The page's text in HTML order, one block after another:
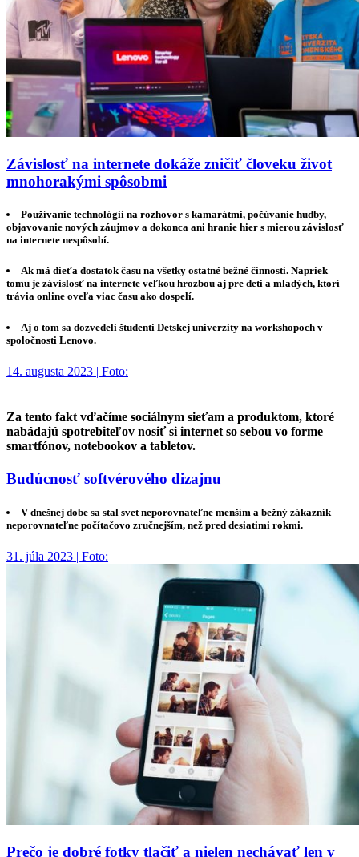
Závislosť na internete dokáže zničiť človeku život
mnohorakými spôsobmi
Používanie technológií na rozhovor s kamarátmi, počúvanie hudby,
objavovanie nových záujmov a dokonca ani hranie hier s mierou závislosť
na internete nespôsobí.
Ak má dieťa dostatok času na všetky ostatné bežné činnosti. Napriek
tomu je závislosť na internete veľkou hrozbou aj pre deti a mladých, ktorí
trávia online oveľa viac času ako dospelí.
Aj o tom sa dozvedeli študenti Detskej univerzity na workshopoch v
spoločnosti Lenovo.
14. augusta 2023 | Foto:
Za tento fakt vďačíme sociálnym sieťam a produktom, ktoré
nabádajú spotrebiteľov nosiť si internet so sebou vo forme
smartfónov, notebookov a tabletov.
Budúcnosť softvérového dizajnu
V dnešnej dobe sa stal svet neporovnateľne menším a bežný zákazník
neporovnateľne počítačovo zručnejším, než pred desiatimi rokmi.
31. júla 2023 | Foto:
Prečo je dobré fotky tlačiť a nielen nechávať len v